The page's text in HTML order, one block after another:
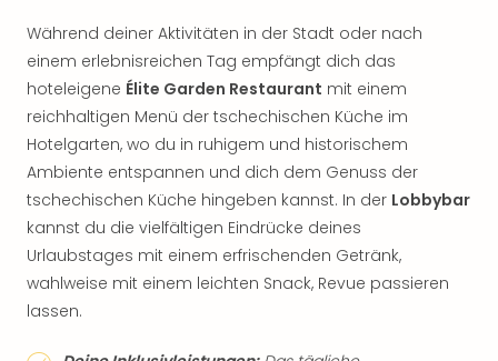
Während deiner Aktivitäten in der Stadt oder nach
einem erlebnisreichen Tag empfängt dich das
hoteleigene Élite Garden Restaurant mit einem
reichhaltigen Menü der tschechischen Küche im
Hotelgarten, wo du in ruhigem und historischem
Ambiente entspannen und dich dem Genuss der
tschechischen Küche hingeben kannst. In der Lobbybar
kannst du die vielfältigen Eindrücke deines
Urlaubstages mit einem erfrischenden Getränk,
wahlweise mit einem leichten Snack, Revue passieren
lassen.